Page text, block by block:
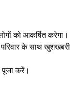
को आकर्षित
के साथ
पूजा करें।